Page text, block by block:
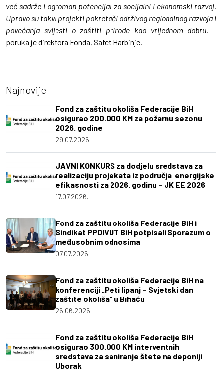
već sadrže i ogroman potencijal za socijalni i ekonomski razvoj.
Upravo su takvi projekti pokretači održivog regionalnog razvoja i
povećanja svijesti o zaštiti prirode kao vrijednom dobru. –
poruka je direktora Fonda, Safet Harbinje.
Najnovije
Fond za zaštitu okoliša Federacije BiH
osigurao 200.000 KM za požarnu sezonu
2026. godine
29.07.2026.
JAVNI KONKURS za dodjelu sredstava za
realizaciju projekata iz područja energijske
efikasnosti za 2026. godinu – JK EE 2026
17.07.2026.
Fond za zaštitu okoliša Federacije BiH i
Sindikat PPDIVUT BiH potpisali Sporazum o
međusobnim odnosima
07.07.2026.
Fond za zaštitu okoliša Federacije BiH na
konferenciji „Peti lipanj – Svjetski dan
zaštite okoliša“ u Bihaću
26.06.2026.
Fond za zaštitu okoliša Federacije BiH
osigurao 300.000 KM interventnih
sredstava za saniranje štete na deponiji
Uborak